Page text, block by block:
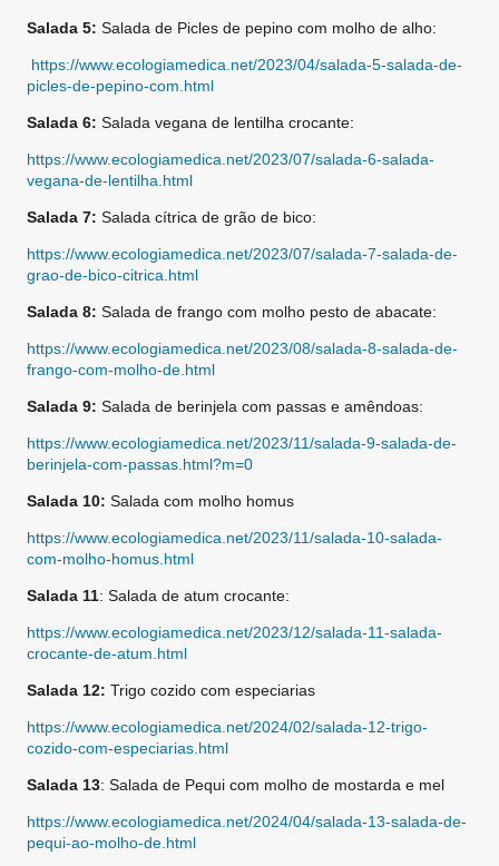
Salada 5: Salada de Picles de pepino com molho de alho:
https://www.ecologiamedica.net/2023/04/salada-5-salada-de-
picles-de-pepino-com.html
Salada 6: Salada vegana de lentilha crocante:
https://www.ecologiamedica.net/2023/07/salada-6-salada-
vegana-de-lentilha.html
Salada 7: Salada cítrica de grão de bico:
https://www.ecologiamedica.net/2023/07/salada-7-salada-de-
grao-de-bico-citrica.html
Salada 8: Salada de frango com molho pesto de abacate:
https://www.ecologiamedica.net/2023/08/salada-8-salada-de-
frango-com-molho-de.html
Salada 9: Salada de berinjela com passas e amêndoas:
https://www.ecologiamedica.net/2023/11/salada-9-salada-de-
berinjela-com-passas.html?m=0
Salada 10: Salada com molho homus
https://www.ecologiamedica.net/2023/11/salada-10-salada-
com-molho-homus.html
Salada 11: Salada de atum crocante:
https://www.ecologiamedica.net/2023/12/salada-11-salada-
crocante-de-atum.html
Salada 12: Trigo cozido com especiarias
https://www.ecologiamedica.net/2024/02/salada-12-trigo-
cozido-com-especiarias.html
Salada 13: Salada de Pequi com molho de mostarda e mel
https://www.ecologiamedica.net/2024/04/salada-13-salada-de-
pequi-ao-molho-de.html